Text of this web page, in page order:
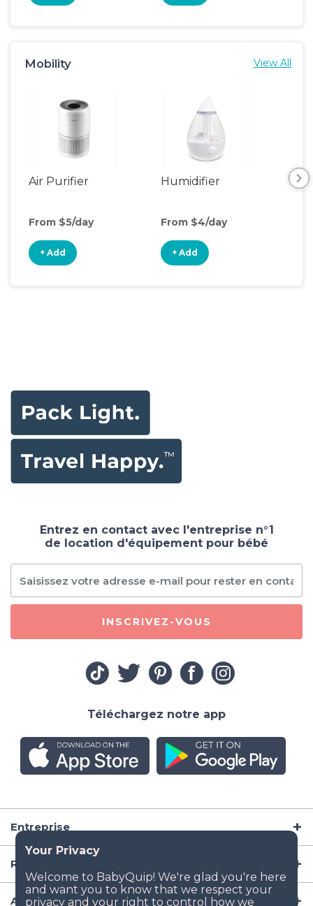
Mobility View All
Air Purifier
From $5/day
+ Add
Humidifier
From $4/day
+ Add
Entreprise
Ressources
Articles de puériculture
Entrez en contact avec l'entreprise n°1
de location d'équipement pour bébé
INSCRIVEZ-VOUS
Téléchargez notre app